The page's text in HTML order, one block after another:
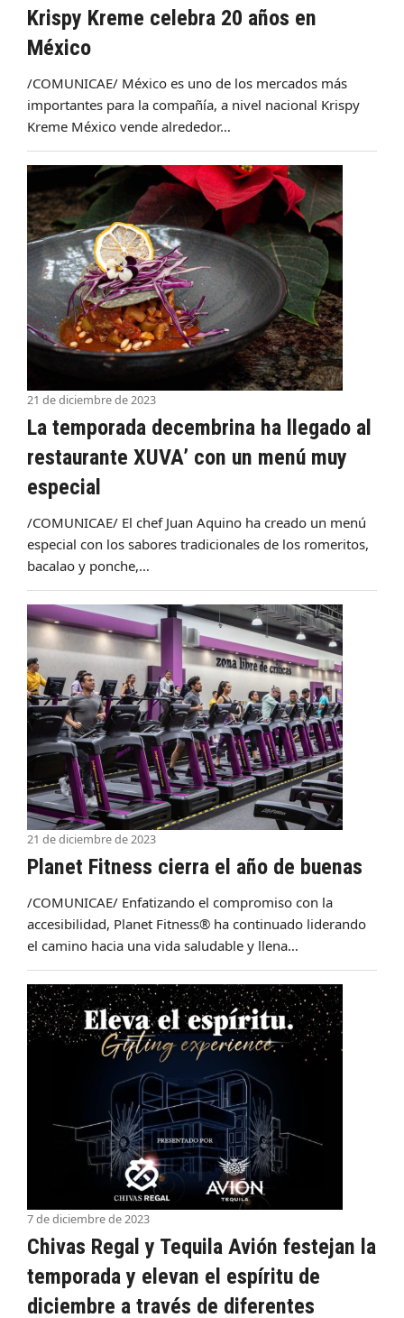
Krispy Kreme celebra 20 años en
México
/COMUNICAE/ México es uno de los mercados más
importantes para la compañía, a nivel nacional Krispy
Kreme México vende alrededor…
21 de diciembre de 2023
La temporada decembrina ha llegado al
restaurante XUVA’ con un menú muy
especial
/COMUNICAE/ El chef Juan Aquino ha creado un menú
especial con los sabores tradicionales de los romeritos,
bacalao y ponche,…
21 de diciembre de 2023
Planet Fitness cierra el año de buenas
/COMUNICAE/ Enfatizando el compromiso con la
accesibilidad, Planet Fitness® ha continuado liderando
el camino hacia una vida saludable y llena…
7 de diciembre de 2023
Chivas Regal y Tequila Avión festejan la
temporada y elevan el espíritu de
diciembre a través de diferentes